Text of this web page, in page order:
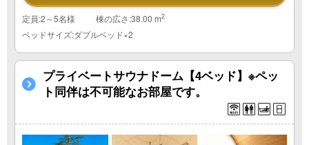
定員:2～5名様 棟の広さ:38.00 m2
ベッドサイズ:ダブルベッド×2
プライベートサウナドーム【4ベッド】※ペッ
ト同伴は不可能なお部屋です。